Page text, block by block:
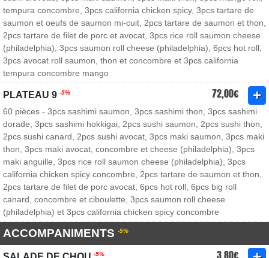
tempura concombre, 3pcs california chicken spicy, 3pcs tartare de
saumon et oeufs de saumon mi-cuit, 2pcs tartare de saumon et thon,
2pcs tartare de filet de porc et avocat, 3pcs rice roll saumon cheese
(philadelphia), 3pcs saumon roll cheese (philadelphia), 6pcs hot roll,
3pcs avocat roll saumon, thon et concombre et 3pcs california
tempura concombre mango
PLATEAU 9 -5% 72,00€
60 pièces - 3pcs sashimi saumon, 3pcs sashimi thon, 3pcs sashimi
dorade, 3pcs sashimi hokkigai, 2pcs sushi saumon, 2pcs sushi thon,
2pcs sushi canard, 2pcs sushi avocat, 3pcs maki saumon, 3pcs maki
thon, 3pcs maki avocat, concombre et cheese (philadelphia), 3pcs
maki anguille, 3pcs rice roll saumon cheese (philadelphia), 3pcs
california chicken spicy concombre, 2pcs tartare de saumon et thon,
2pcs tartare de filet de porc avocat, 6pcs hot roll, 6pcs big roll
canard, concombre et ciboulette, 3pcs saumon roll cheese
(philadelphia) et 3pcs california chicken spicy concombre
ACCOMPANIMENTS -5%
-5% 3,80€